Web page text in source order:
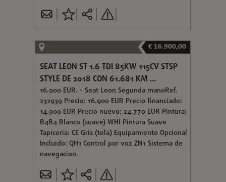
€ 16.900,00
SEAT LEON ST 1.6 TDI 85KW 115CV STSP
STYLE DE 2018 CON 61.681 KM ...
16.900 EUR. - Seat Leon Segunda manoRef.
232939 Precio: 16.900 EUR Precio financiado:
14.900 EUR Precio nuevo: 24.770 EUR Pintura:
B4B4 Blanco (suave) WHI Pintura Suave
Tapiceria: CE Gris (tela) Equipamiento Opcional
Incluido: QH1 Control por voz ZN1 Sistema de
navegacion.